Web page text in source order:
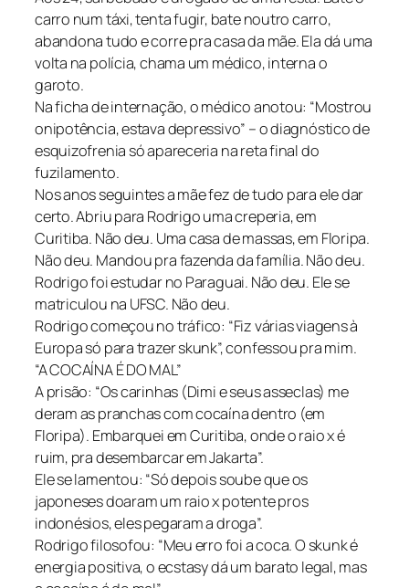
carro num táxi, tenta fugir, bate noutro carro,
abandona tudo e corre pra casa da mãe. Ela dá uma
volta na polícia, chama um médico, interna o
garoto.
Na ficha de internação, o médico anotou: “Mostrou
onipotência, estava depressivo” – o diagnóstico de
esquizofrenia só apareceria na reta final do
fuzilamento.
Nos anos seguintes a mãe fez de tudo para ele dar
certo. Abriu para Rodrigo uma creperia, em
Curitiba. Não deu. Uma casa de massas, em Floripa.
Não deu. Mandou pra fazenda da família. Não deu.
Rodrigo foi estudar no Paraguai. Não deu. Ele se
matriculou na UFSC. Não deu.
Rodrigo começou no tráfico: “Fiz várias viagens à
Europa só para trazer skunk”, confessou pra mim.
“A COCAÍNA É DO MAL”
A prisão: “Os carinhas (Dimi e seus asseclas) me
deram as pranchas com cocaína dentro (em
Floripa). Embarquei em Curitiba, onde o raio x é
ruim, pra desembarcar em Jakarta”.
Ele se lamentou: “Só depois soube que os
japoneses doaram um raio x potente pros
indonésios, eles pegaram a droga”.
Rodrigo filosofou: “Meu erro foi a coca. O skunk é
energia positiva, o ecstasy dá um barato legal, mas